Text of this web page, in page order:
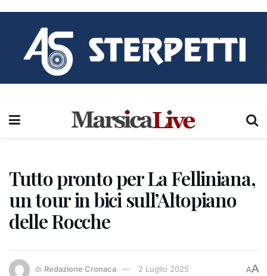
Tutto pronto per La Felliniana,
un tour in bici sull’Altopiano
delle Rocche
di Redazione Cronaca 2 Luglio 2025 AA